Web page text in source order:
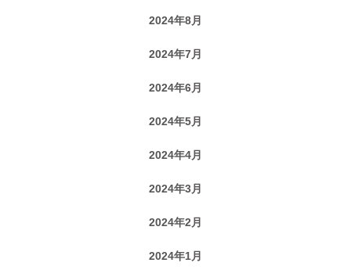
2024年8月
2024年7月
2024年6月
2024年5月
2024年4月
2024年3月
2024年2月
2024年1月